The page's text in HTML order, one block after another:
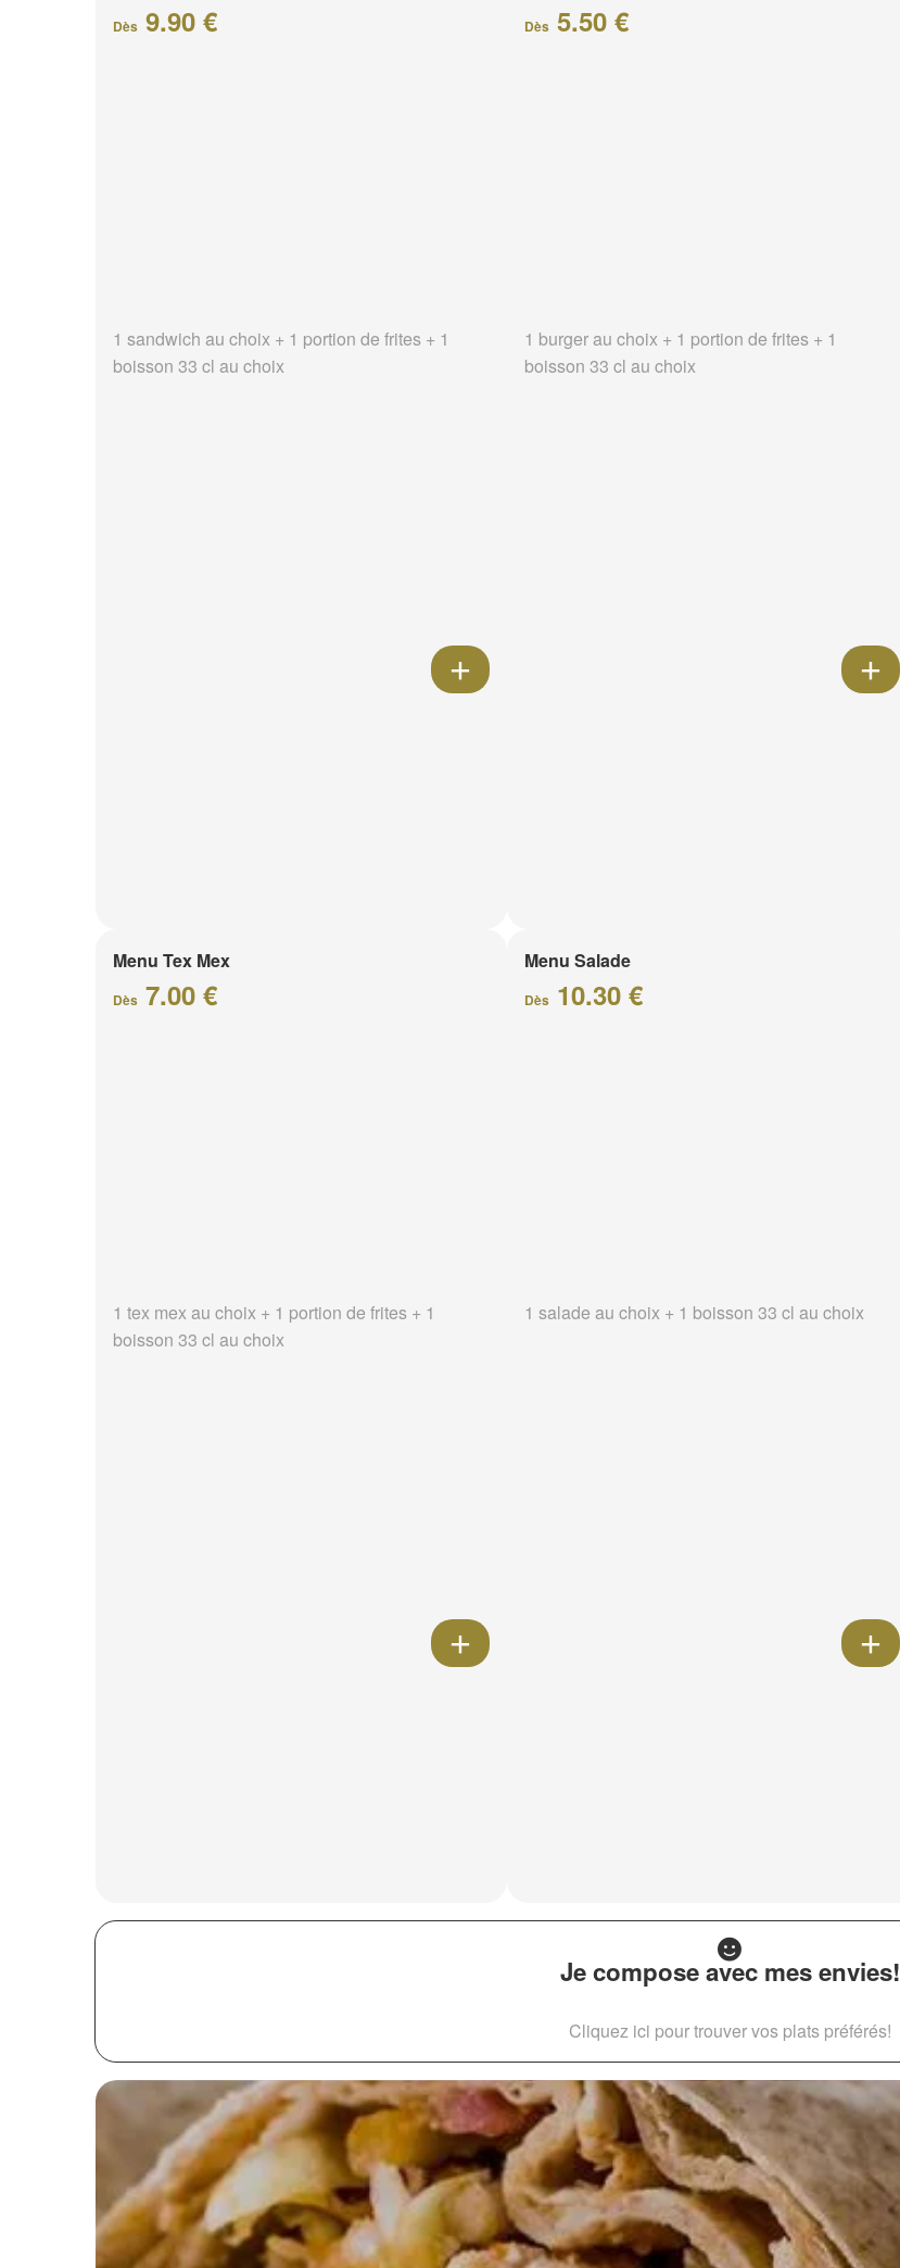
Dès 9.90 €
1 sandwich au choix + 1 portion de frites + 1
boisson 33 cl au choix
Dès5.50 €
1 burger au choix + 1 portion de frites + 1
boisson 33 cl au choix
Menu Tex Mex
Dès 7.00 €
1 tex mex au choix + 1 portion de frites + 1
boisson 33 cl au choix
Menu Salade
Dès10.30 €
1 salade au choix + 1 boisson 33 cl au choix
Je compose avec mes envies!
Cliquez ici pour trouver vos plats préférés!